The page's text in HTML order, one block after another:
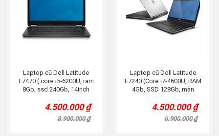
Laptop cũ Dell Latitude
E7470 ( core i5-6200U, ram
8Gb, ssd 240Gb, 14inch
8.900.000₫
Original
price
was:
4.500.000₫
Current
price
is:
Laptop cũ Dell Latitude
E7240 (Core i7-4600U, RAM
4Gb, SSD 128Gb, màn
6.900.000₫
Original
price
was:
4.500.000₫
Current
price
is: